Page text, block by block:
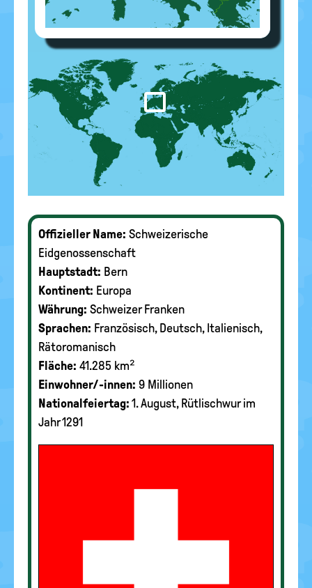
Offizieller Name: Schweizerische
Eidgenossenschaft
Hauptstadt: Bern
Kontinent: Europa
Währung: Schweizer Franken
Sprachen: Französisch, Deutsch, Italienisch,
Rätoromanisch
Fläche: 41.285 km²
Einwohner/-innen: 9 Millionen
Nationalfeiertag: 1. August, Rütlischwur im
Jahr 1291